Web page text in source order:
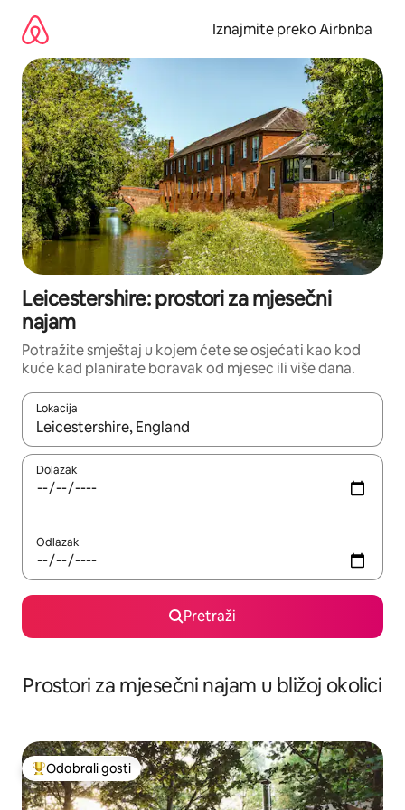
sadržaj
Iznajmite preko Airbnba
Leicestershire: prostori za mjesečni
najam
Potražite smještaj u kojem ćete se osjećati kao kod
kuće kad planirate boravak od mjesec ili više dana.
Lokacija
Kada budu dostupni rezultati, moći ćete ih pregledati
Dolazak
Odlazak
Pretraži
Prostori za mjesečni najam u bližoj okolici
Među najviše rangiranima s oznakom „Odabrali gosti”
Odabrali gosti